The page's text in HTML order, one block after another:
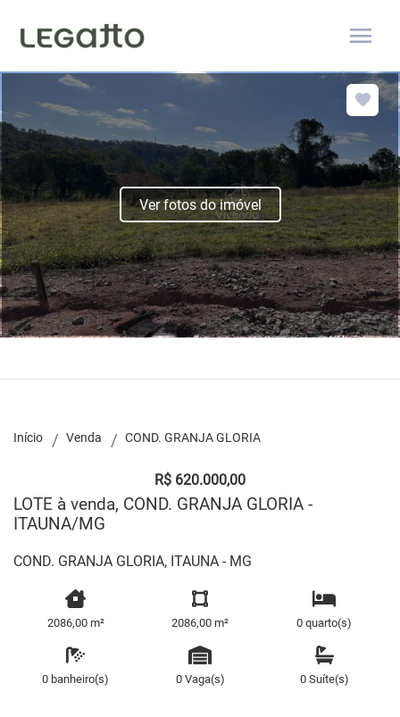
menu
Ver fotos do imóvel
Início Venda COND. GRANJA GLORIA
R$ 620.000,00
LOTE à venda, COND. GRANJA GLORIA -
ITAUNA/MG
COND. GRANJA GLORIA, ITAUNA - MG
2086,00 m² 2086,00 m² 0 quarto(s)
0 banheiro(s) 0 Vaga(s) 0 Suíte(s)